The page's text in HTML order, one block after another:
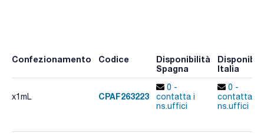
Confezionamento Codice
Disponibilità
Spagna
Italia
x1mL CPAF263223
0 -
contatta i
ns.uffici
0 -
contatta i
ns.uffici